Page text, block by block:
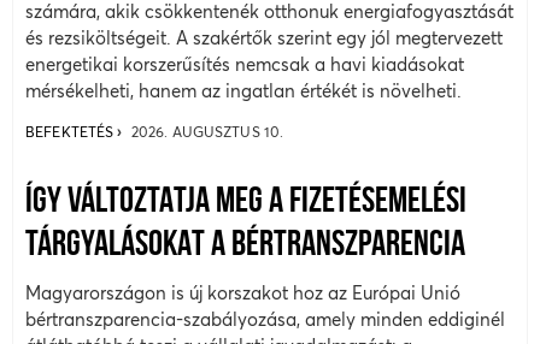
számára, akik csökkentenék otthonuk energiafogyasztását
és rezsiköltségeit. A szakértők szerint egy jól megtervezett
energetikai korszerűsítés nemcsak a havi kiadásokat
mérsékelheti, hanem az ingatlan értékét is növelheti.
BEFEKTETÉS 2026. AUGUSZTUS 10.
ÍGY VÁLTOZTATJA MEG A FIZETÉSEMELÉSI
TÁRGYALÁSOKAT A BÉRTRANSZPARENCIA
Magyarországon is új korszakot hoz az Európai Unió
bértranszparencia-szabályozása, amely minden eddiginél